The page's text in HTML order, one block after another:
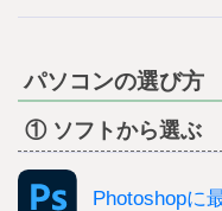
パソコンの選び方
① ソフトから選ぶ
Photoshopに